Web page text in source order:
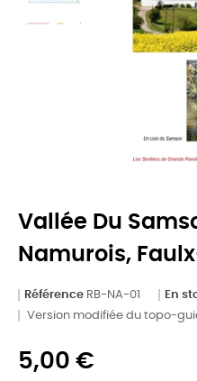
Vallée Du
Namurois,
Référence RB-NA-01 En
Version modifiée du topo-
5,00 €